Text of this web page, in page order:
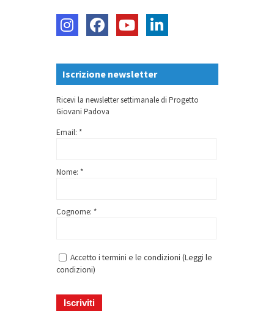
Iscrizione newsletter
Ricevi la newsletter settimanale di Progetto
Giovani Padova
Email: *
Nome: *
Cognome: *
Accetto i termini e le condizioni (Leggi le
condizioni)